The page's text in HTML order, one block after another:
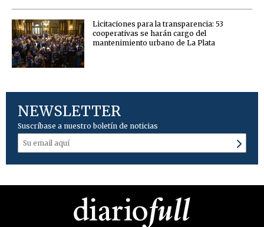
Licitaciones para la transparencia: 53
cooperativas se harán cargo del
mantenimiento urbano de La Plata
NEWSLETTER
Suscríbase a nuestro boletín de noticias